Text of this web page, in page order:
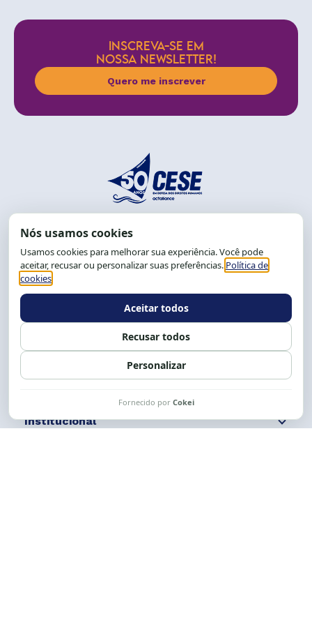
INSCREVA-SE EM
NOSSA NEWSLETTER!
Quero me inscrever
End.: R. da Graça, 150. Graça
CEP: 40.150-055
Salvador-BA, Brasil.
Tel.: (71) 2104-5457, Cel.: (71) 9 9239-2104 ou 2105
Expediente: 8h às 12h e 13 às 17h.
Siga nossas redes Fale conosco
Institucional